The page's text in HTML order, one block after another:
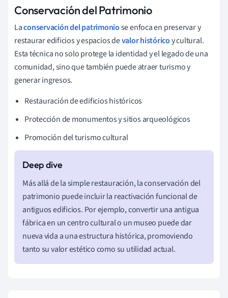
Conservación del Patrimonio
Laconservación del patrimoniose enfoca en preservar y
restaurar edificios y espacios devalor históricoy cultural.
Esta técnica no solo protege la identidad y el legado de una
comunidad, sino que también puede atraer turismo y
generar ingresos.
Restauración de edificios históricos
Protección de monumentos y sitios arqueológicos
Promoción del turismo cultural
Más allá de la simple restauración, la conservación del
patrimonio puede incluir la reactivación funcional de
antiguos edificios. Por ejemplo, convertir una antigua
fábrica en un centro cultural o un museo puede dar
nueva vida a una estructura histórica, promoviendo
tanto su valor estético como su utilidad actual.